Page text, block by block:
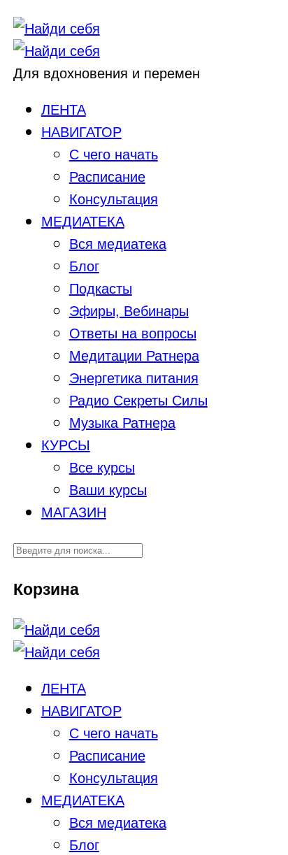
Для вдохновения и перемен
ЛЕНТА
НАВИГАТОР
С чего начать
Расписание
Консультация
МЕДИАТЕКА
Вся медиатека
Блог
Подкасты
Эфиры, Вебинары
Ответы на вопросы
Медитации Ратнера
Энергетика питания
Радио Секреты Силы
Музыка Ратнера
КУРСЫ
Все курсы
Ваши курсы
МАГАЗИН
Корзина
ЛЕНТА
НАВИГАТОР
С чего начать
Расписание
Консультация
МЕДИАТЕКА
Вся медиатека
Блог